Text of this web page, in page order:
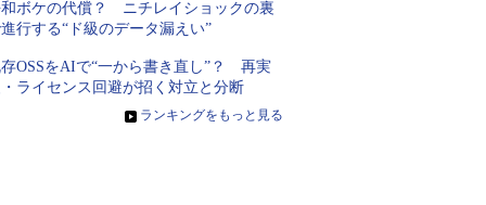
ボケの代償？ ニチレイショックの裏
行する“ド級のデータ漏えい”
OSSをAIで“一から書き直し”？ 再実
ライセンス回避が招く対立と分断
» ランキングをもっと見る